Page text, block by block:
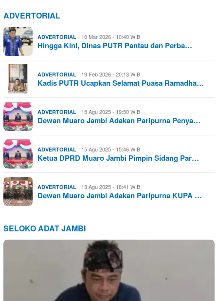
ADVERTORIAL
ADVERTORIAL 10 Mar 2026 - 10:40 WIB
Hingga Kini, Dinas PUTR Pantau dan Perba…
ADVERTORIAL 19 Feb 2026 - 20:13 WIB
Kadis PUTR Ucapkan Selamat Puasa Ramadha…
ADVERTORIAL 15 Agu 2025 - 19:50 WIB
Dewan Muaro Jambi Adakan Paripurna Penya…
ADVERTORIAL 15 Agu 2025 - 15:46 WIB
Ketua DPRD Muaro Jambi Pimpin Sidang Par…
ADVERTORIAL 13 Agu 2025 - 18:41 WIB
Dewan Muaro Jambi Adakan Paripurna KUPA …
SELOKO ADAT JAMBI